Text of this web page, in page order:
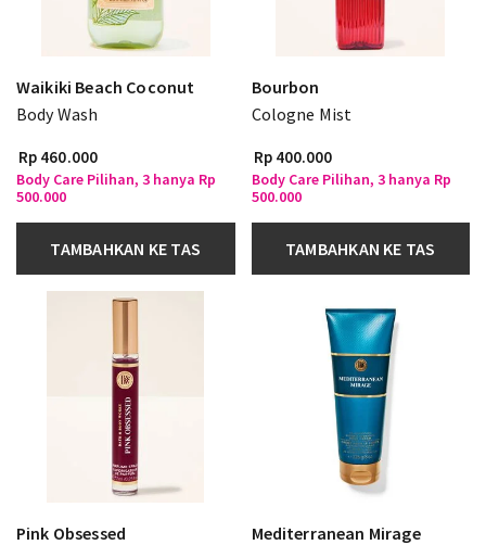
Waikiki Beach Coconut
Body Wash
Rp 460.000
Body Care Pilihan, 3 hanya Rp
500.000
TAMBAHKAN KE TAS
Bourbon
Cologne Mist
Rp 400.000
Body Care Pilihan, 3 hanya Rp
500.000
TAMBAHKAN KE TAS
Pink Obsessed
Mediterranean Mirage